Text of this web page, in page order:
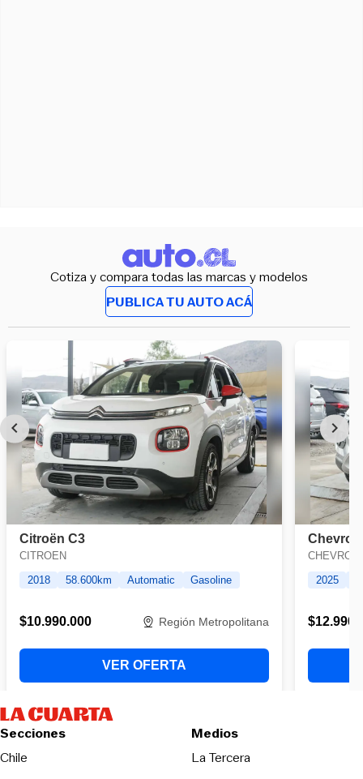
Cotiza y compara todas las marcas y modelos
PUBLICA TU AUTO ACÁ
Secciones
Chile
Medios
La TerceraOpens in new